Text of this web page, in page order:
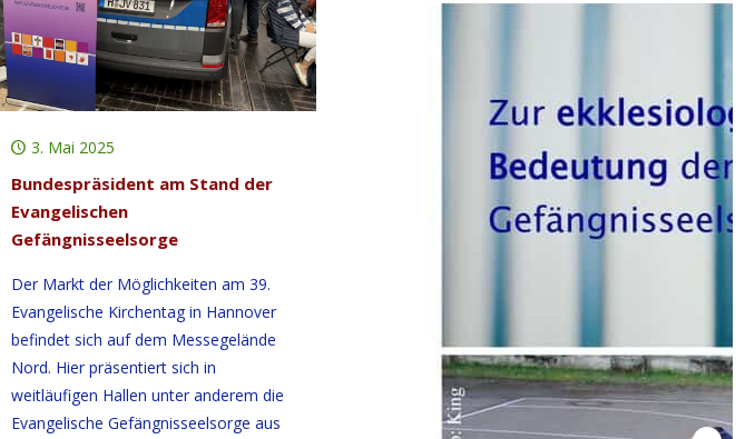
3. Mai 2025
Bundespräsident am Stand der
Evangelischen
Gefängnisseelsorge
Der Markt der Möglichkeiten am 39.
Evangelische Kirchentag in Hannover
befindet sich auf dem Messegelände
Nord. Hier präsentiert sich in
weitläufigen Hallen unter anderem die
Evangelische Gefängnisseelsorge aus